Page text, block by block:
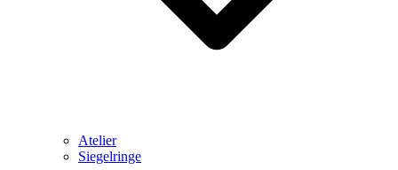
Atelier
Siegelringe